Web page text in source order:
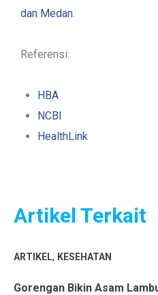
dan Medan.
Referensi:
HBA
NCBI
HealthLink
Artikel Terkait
ARTIKEL, KESEHATAN
Gorengan Bikin Asam